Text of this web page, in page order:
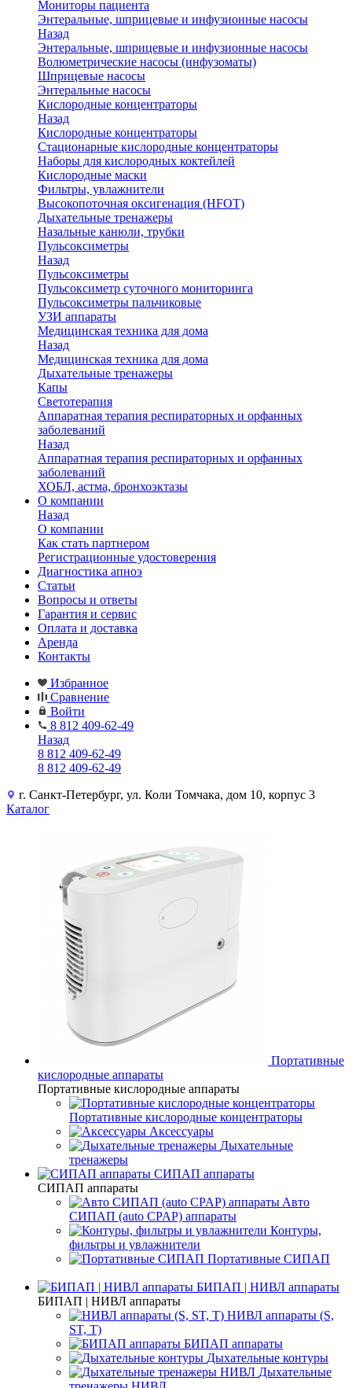
Мониторы пациента
Энтеральные, шприцевые и инфузионные насосы
Назад
Энтеральные, шприцевые и инфузионные насосы
Волюметрические насосы (инфузоматы)
Шприцевые насосы
Энтеральные насосы
Кислородные концентраторы
Назад
Кислородные концентраторы
Стационарные кислородные концентраторы
Наборы для кислородных коктейлей
Кислородные маски
Фильтры, увлажнители
Высокопоточная оксигенация (HFOT)
Дыхательные тренажеры
Назальные канюли, трубки
Пульсоксиметры
Назад
Пульсоксиметры
Пульсоксиметр суточного мониторинга
Пульсоксиметры пальчиковые
УЗИ аппараты
Медицинская техника для дома
Назад
Медицинская техника для дома
Дыхательные тренажеры
Капы
Светотерапия
Аппаратная терапия респираторных и орфанных
заболеваний
Назад
Аппаратная терапия респираторных и орфанных
заболеваний
ХОБЛ, астма, бронхоэктазы
О компании
Назад
О компании
Как стать партнером
Регистрационные удостоверения
Диагностика апноэ
Статьи
Вопросы и ответы
Гарантия и сервис
Оплата и доставка
Аренда
Контакты
Избранное
Сравнение
Войти
8 812 409-62-49
Назад
8 812 409-62-49
8 812 409-62-49
г. Санкт-Петербург, ул. Коли Томчака, дом 10, корпус 3
Каталог
Портативные
кислородные аппараты
Портативные кислородные аппараты
Портативные кислородные концентраторы
Аксессуары
Дыхательные
тренажеры
СИПАП аппараты
СИПАП аппараты
Aвто
СИПАП (auto CPAP) аппараты
Контуры,
фильтры и увлажнители
Портативные СИПАП
БИПАП | НИВЛ аппараты
БИПАП | НИВЛ аппараты
НИВЛ аппараты (S,
ST, T)
БИПАП аппараты
Дыхательные контуры
Дыхательные